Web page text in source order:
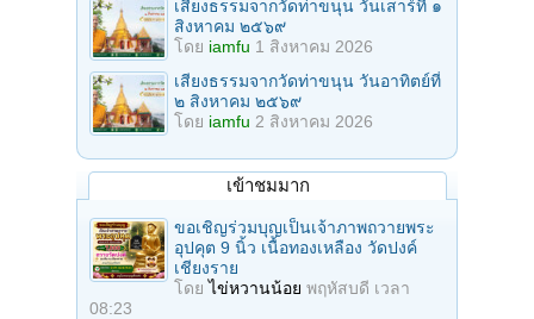
เสียงธรรมจากวัดท่าขนุน วันเสาร์ที่ ๑
สิงหาคม ๒๕๖๙
โดย iamfu 1 สิงหาคม 2026
เสียงธรรมจากวัดท่าขนุน วันอาทิตย์ที่
๒ สิงหาคม ๒๕๖๙
โดย iamfu 2 สิงหาคม 2026
เข้าชมมาก
ขอเชิญร่วมบุญเป็นเจ้าภาพถวายพระ
อุปคุต 9 นิ้ว เนื้อทองเหลือง วัดปงค์
เชียงราย
โดยไข่หวานน้อย พฤหัสบดี เวลา
08:23